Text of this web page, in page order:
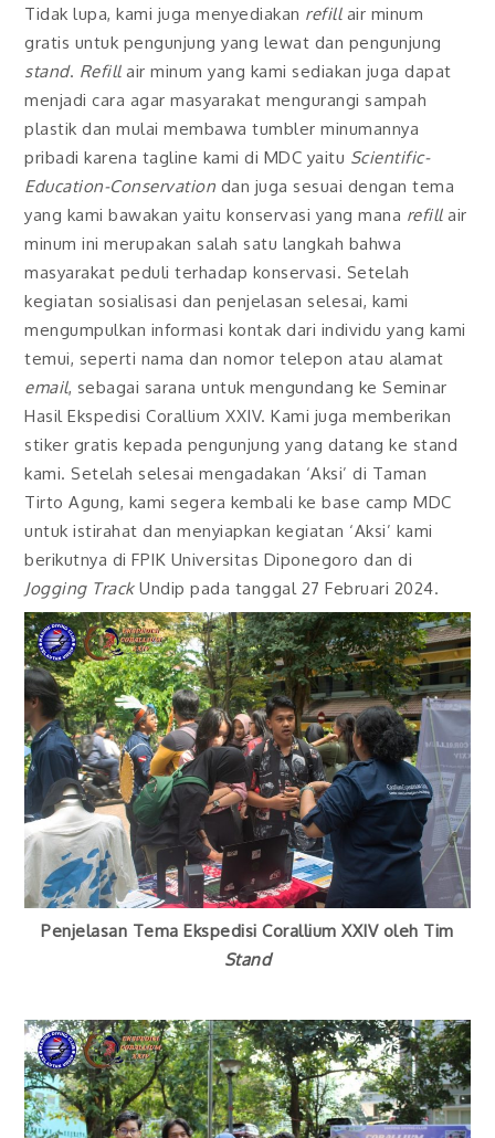
Tidak lupa, kami juga menyediakan refillair minum
gratis untuk pengunjung yang lewat dan pengunjung
stand. Refillair minum yang kami sediakan juga dapat
menjadi cara agar masyarakat mengurangi sampah
plastik dan mulai membawa tumbler minumannya
pribadi karena tagline kami di MDC yaitu Scientific-
Education-Conservation dan juga sesuai dengan tema
yang kami bawakan yaitu konservasi yang mana refillair
minum ini merupakan salah satu langkah bahwa
masyarakat peduli terhadap konservasi. Setelah
kegiatan sosialisasi dan penjelasan selesai, kami
mengumpulkan informasi kontak dari individu yang kami
temui, seperti nama dan nomor telepon atau alamat
email, sebagai sarana untuk mengundang ke Seminar
Hasil Ekspedisi Corallium XXIV. Kami juga memberikan
stiker gratis kepada pengunjung yang datang ke stand
kami. Setelah selesai mengadakan ‘Aksi’ di Taman
Tirto Agung, kami segera kembali ke base camp MDC
untuk istirahat dan menyiapkan kegiatan ‘Aksi’ kami
berikutnya di FPIK Universitas Diponegoro dan di
Jogging TrackUndip pada tanggal 27 Februari 2024.
Penjelasan Tema Ekspedisi Corallium XXIV oleh Tim
Stand